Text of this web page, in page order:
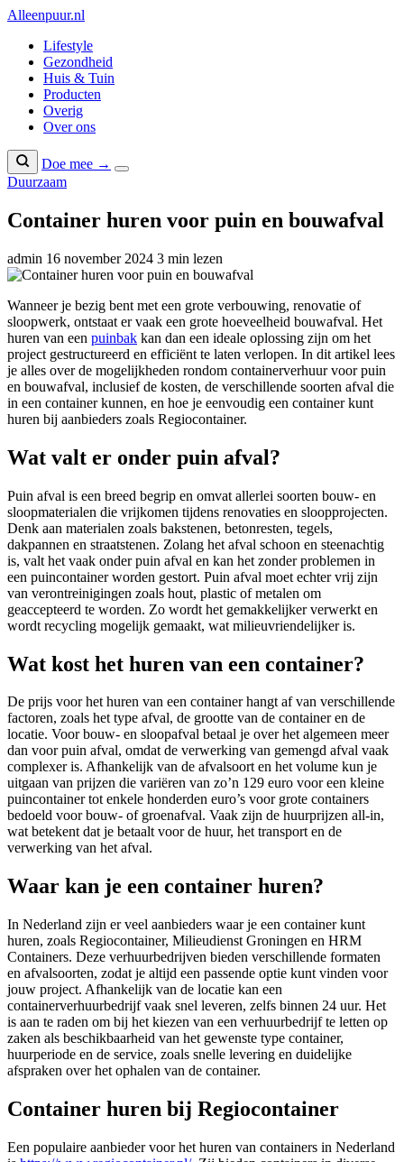
Naar
Alleenpuur.nl
Lifestyle
Gezondheid
Huis & Tuin
Producten
Overig
Over ons
Doe mee →
Duurzaam
Container huren voor puin en bouwafval
admin 16 november 2024 3 min lezen
Wanneer je bezig bent met een grote verbouwing, renovatie of
sloopwerk, ontstaat er vaak een grote hoeveelheid bouwafval. Het
huren van een puinbak kan dan een ideale oplossing zijn om het
project gestructureerd en efficiënt te laten verlopen. In dit artikel lees
je alles over de mogelijkheden rondom containerverhuur voor puin
en bouwafval, inclusief de kosten, de verschillende soorten afval die
in een container kunnen, en hoe je eenvoudig een container kunt
huren bij aanbieders zoals Regiocontainer.
Wat valt er onder puin afval?
Puin afval is een breed begrip en omvat allerlei soorten bouw- en
sloopmaterialen die vrijkomen tijdens renovaties en sloopprojecten.
Denk aan materialen zoals bakstenen, betonresten, tegels,
dakpannen en straatstenen. Zolang het afval schoon en steenachtig
is, valt het vaak onder puin afval en kan het zonder problemen in
een puincontainer worden gestort. Puin afval moet echter vrij zijn
van verontreinigingen zoals hout, plastic of metalen om
geaccepteerd te worden. Zo wordt het gemakkelijker verwerkt en
wordt recycling mogelijk gemaakt, wat milieuvriendelijker is.
Wat kost het huren van een container?
De prijs voor het huren van een container hangt af van verschillende
factoren, zoals het type afval, de grootte van de container en de
locatie. Voor bouw- en sloopafval betaal je over het algemeen meer
dan voor puin afval, omdat de verwerking van gemengd afval vaak
complexer is. Afhankelijk van de afvalsoort en het volume kun je
uitgaan van prijzen die variëren van zo’n 129 euro voor een kleine
puincontainer tot enkele honderden euro’s voor grote containers
bedoeld voor bouw- of groenafval. Vaak zijn de huurprijzen all-in,
wat betekent dat je betaalt voor de huur, het transport en de
verwerking van het afval.
Waar kan je een container huren?
In Nederland zijn er veel aanbieders waar je een container kunt
huren, zoals Regiocontainer, Milieudienst Groningen en HRM
Containers. Deze verhuurbedrijven bieden verschillende formaten
en afvalsoorten, zodat je altijd een passende optie kunt vinden voor
jouw project. Afhankelijk van de locatie kan een
containerverhuurbedrijf vaak snel leveren, zelfs binnen 24 uur. Het
is aan te raden om bij het kiezen van een verhuurbedrijf te letten op
zaken als beschikbaarheid van het gewenste type container,
huurperiode en de service, zoals snelle levering en duidelijke
afspraken over het ophalen van de container.
Container huren bij Regiocontainer
Een populaire aanbieder voor het huren van containers in Nederland